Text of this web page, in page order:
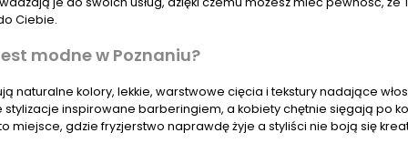
Ciebie.
modne w Poznaniu?
naturalne kolory, lekkie, warstwowe cięcia i tekstury nadające
inspirowane barberingiem, a kobiety chętnie sięgają po
miejsce, gdzie fryzjerstwo naprawdę żyje a styliści nie boją się